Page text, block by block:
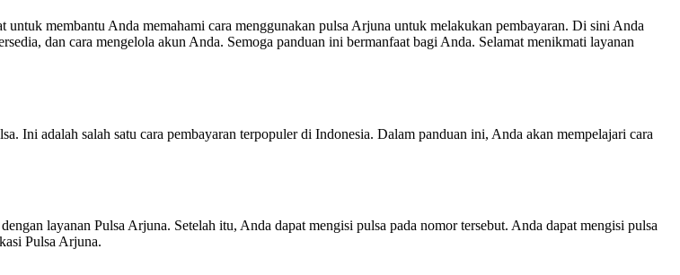
membantu Anda memahami cara menggunakan pulsa Arjuna untuk melakukan pembayaran. Di sini Anda
dan cara mengelola akun Anda. Semoga panduan ini bermanfaat bagi Anda. Selamat menikmati layanan
Ini adalah salah satu cara pembayaran terpopuler di Indonesia. Dalam panduan ini, Anda akan mempelajari cara
layanan Pulsa Arjuna. Setelah itu, Anda dapat mengisi pulsa pada nomor tersebut. Anda dapat mengisi pulsa
Pulsa Arjuna.